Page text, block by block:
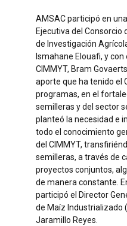
AMSAC participó en
Ejecutiva del Consorcio
de Investigación
Ismahane Elouafi, y con
CIMMYT, Bram
aporte que ha tenido el
programas, en el
semilleras y del sector
planteó la necesidad e
todo el conocimiento
del CIMMYT,
semilleras, a través de
proyectos conjuntos,
de manera constante.
participó el Director
de Maíz Industrializado
Jaramillo Reyes.